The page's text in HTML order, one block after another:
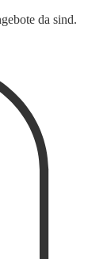
da sind.